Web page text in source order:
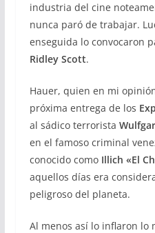
industria del cine
nunca paró de trabajar.
enseguida lo convocaron
Ridley Scott.
Hauer, quien en mi
próxima entrega de los
al sádico terrorista Wulfgar
en el famoso criminal
conocido comoIllich «El
aquellos días era
peligroso del planeta.
Al menos así lo inflaron lo